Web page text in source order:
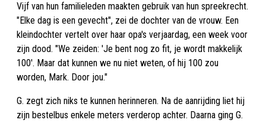
Vijf van hun familieleden maakten gebruik van hun spreekrecht.
"Elke dag is een gevecht", zei de dochter van de vrouw. Een
kleindochter vertelt over haar opa's verjaardag, een week voor
zijn dood. "We zeiden: 'Je bent nog zo fit, je wordt makkelijk
100'. Maar dat kunnen we nu niet weten, of hij 100 zou
worden, Mark. Door jou."
G. zegt zich niks te kunnen herinneren. Na de aanrijding liet hij
zijn bestelbus enkele meters verderop achter. Daarna ging G.